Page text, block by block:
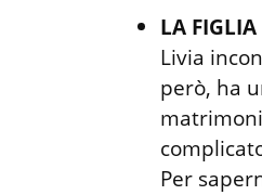
LA
Livia
però, ha
Per